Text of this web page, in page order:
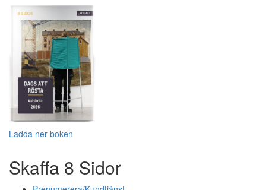
Ladda ner boken
Skaffa 8 Sidor